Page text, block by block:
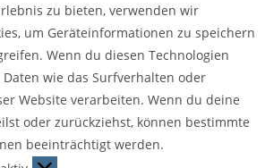
zu bieten, verwenden wir
um Geräteinformationen zu speichern
Wenn du diesen Technologien
wie das Surfverhalten oder
Website verarbeiten. Wenn du deine
oder zurückziehst, können bestimmte
beeinträchtigt werden.